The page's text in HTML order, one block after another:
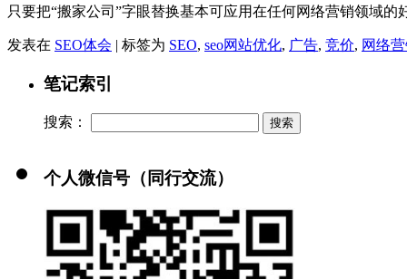
只要把“搬家公司”字眼替换基本可应用在任何网络营销领域
发表在 SEO体会 | 标签为 SEO, seo网站优化, 广告, 竞价, 网络
笔记索引
搜索：
个人微信号（同行交流）